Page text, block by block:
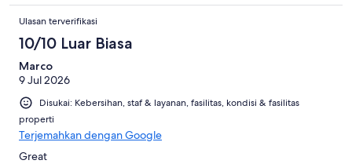
Ulasan terverifikasi
10/10 Luar Biasa
Marco
9 Jul 2026
Disukai: Kebersihan, staf & layanan, fasilitas, kondisi & fasilitas
properti
Terjemahkan dengan Google
Great